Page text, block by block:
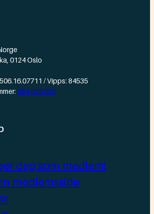
0124 Oslo
/ Vipps: 84535
984 076 959
deg som medlem!
medlemsside